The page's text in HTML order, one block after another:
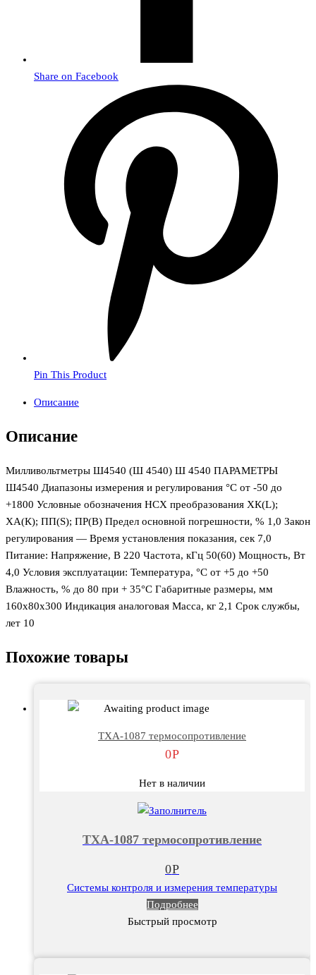
Share on Facebook
Pin This Product
Описание
Описание
Милливольтметры Ш4540 (Ш 4540) Ш 4540 ПАРАМЕТРЫ
Ш4540 Диапазоны измерения и регулирования °С от -50 до
+1800 Условные обозначения НСХ преобразования ХК(L);
ХА(К); ПП(S); ПР(В) Предел основной погрешности, % 1,0 Закон
регулирования — Время установления показания, сек 7,0
Питание: Напряжение, В 220 Частота, кГц 50(60) Мощность, Вт
4,0 Условия эксплуатации: Температура, °С от +5 до +50
Влажность, % до 80 при + 35°С Габаритные размеры, мм
160x80x300 Индикация аналоговая Масса, кг 2,1 Срок службы,
лет 10
Похожие товары
ТХА-1087 термосопротивление
0Р
Нет в наличии
ТХА-1087 термосопротивление
0Р
Системы контроля и измерения температуры
Подробнее
Быстрый просмотр